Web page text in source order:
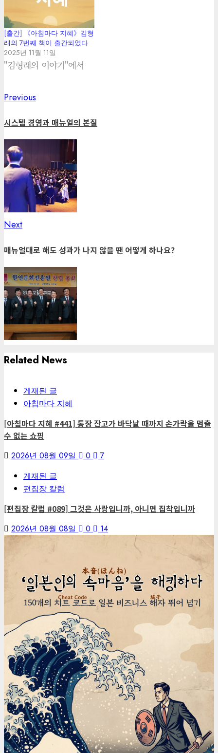
[출간] 《아침마다 지혜》김형
래의 7번째 책이 출간되었다
2025년 11월 11일
"김형래의 이야기"에서
Post
navigation
Previous
시스템 경영과 매뉴얼의 본질
NextNext
매뉴얼대로 해도 성과가 나지 않을 땐 어떻게 하나요?
Related News
게재된 글
아침마다 지혜
[아침마다 지혜 #441] 통장 잔고가 바닥날 때까지 손가락을 멈출
수 없는 쇼핑
2026년 08월 09일 0
7
게재된 글
편집장 칼럼
[편집장 칼럼 #089] 그것은 사랑입니까, 아니면 집착입니까
2026년 08월 08일 0 14